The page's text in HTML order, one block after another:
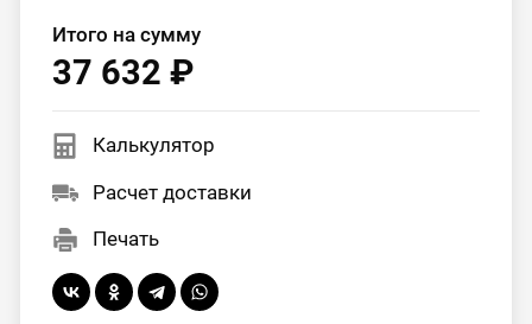
Итого на сумму
37 632 ₽
Калькулятор
Расчет доставки
Печать